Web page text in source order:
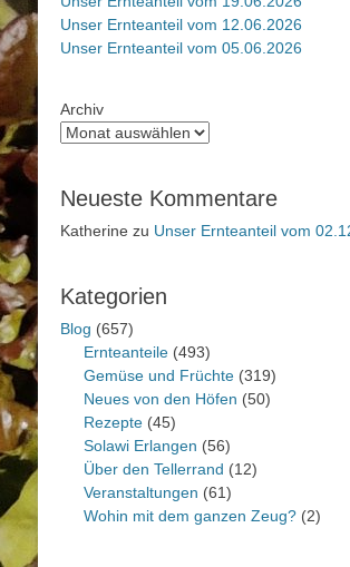
Unser Ernteanteil vom 12.06.2026
Unser Ernteanteil vom 05.06.2026
Archiv
Neueste Kommentare
Katherine zu Unser Ernteanteil vom
Kategorien
Blog (657)
Ernteanteile (493)
Gemüse und Früchte (319)
Neues von den Höfen (50)
Rezepte (45)
Solawi Erlangen (56)
Über den Tellerrand (12)
Veranstaltungen (61)
Wohin mit dem ganzen Zeug? (2)